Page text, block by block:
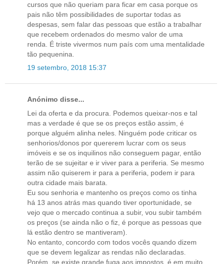
cursos que não queriam para ficar em casa porque os
pais não têm possibilidades de suportar todas as
despesas, sem falar das pessoas que estão a trabalhar
que recebem ordenados do mesmo valor de uma
renda. É triste vivermos num país com uma mentalidade
tão pequenina.
19 setembro, 2018 15:37
Anónimo disse...
Lei da oferta e da procura. Podemos queixar-nos e tal
mas a verdade é que se os preços estão assim, é
porque alguém alinha neles. Ninguém pode criticar os
senhorios/donos por quererem lucrar com os seus
imóveis e se os inquilinos não conseguem pagar, então
terão de se sujeitar e ir viver para a periferia. Se mesmo
assim não quiserem ir para a periferia, podem ir para
outra cidade mais barata.
Eu sou senhoria e mantenho os preços como os tinha
há 13 anos atrás mas quando tiver oportunidade, se
vejo que o mercado continua a subir, vou subir também
os preços (se ainda não o fiz, é porque as pessoas que
lá estão dentro se mantiveram).
No entanto, concordo com todos vocês quando dizem
que se devem legalizar as rendas não declaradas.
Porém, se existe grande fuga aos impostos, é em muito